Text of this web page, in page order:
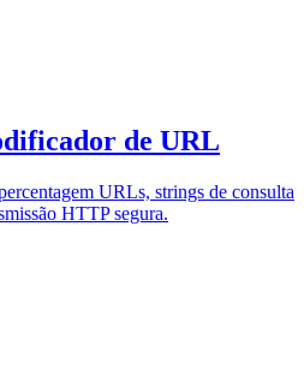
de URL
URLs, strings de consulta
HTTP segura.